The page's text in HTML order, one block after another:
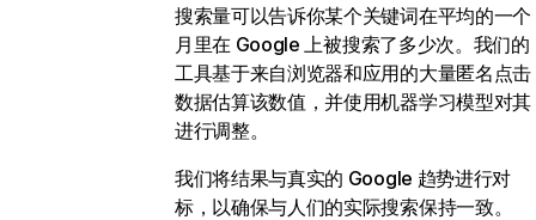
搜索量可以告诉你某个关键词在平均的一个
月里在 Google 上被搜索了多少次。我们的
工具基于来自浏览器和应用的大量匿名点击
数据估算该数值，并使用机器学习模型对其
进行调整。
我们将结果与真实的 Google 趋势进行对
标，以确保与人们的实际搜索保持一致。